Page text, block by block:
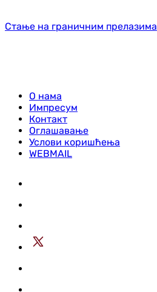
Стање на граничним прелазима
О нама
Импресум
Контакт
Оглашавање
Услови коришћења
WEBMAIL